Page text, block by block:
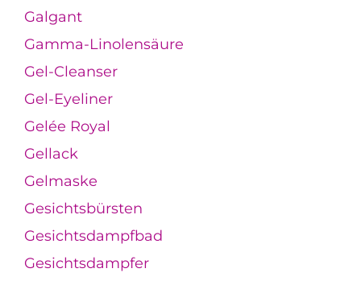
Galgant
Gamma-Linolensäure
Gel-Cleanser
Gel-Eyeliner
Gelée Royal
Gellack
Gelmaske
Gesichtsbürsten
Gesichtsdampfbad
Gesichtsdampfer